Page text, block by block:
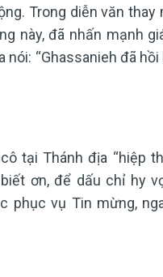
Trong diễn văn thay
này, đã nhấn mạnh
“Ghassanieh đã hồi
tại Thánh địa “hiệp
ơn, để dấu chỉ hy
phục vụ Tin mừng,